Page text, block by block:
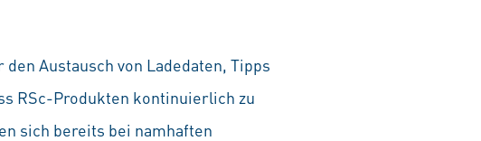
Austausch von Ladedaten, Tipps
RSc-Produkten kontinuierlich zu
sich bereits bei namhaften